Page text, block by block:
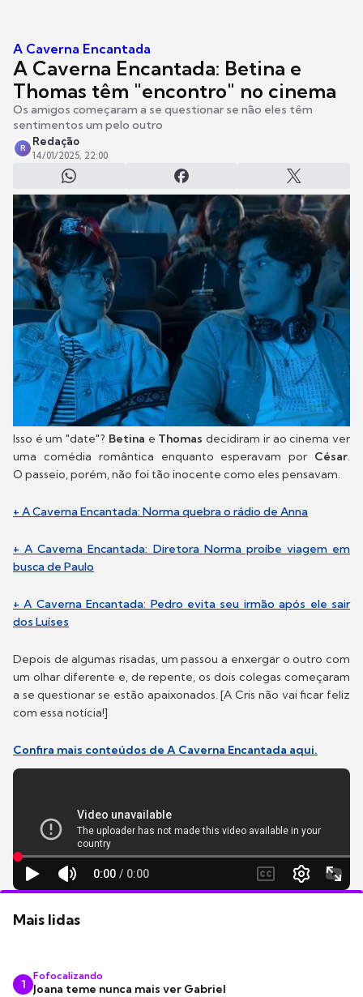
A Caverna Encantada
A Caverna Encantada: Betina e
Thomas têm "encontro" no cinema
Os amigos começaram a se questionar se não eles têm
sentimentos um pelo outro
R
Redação
14/01/2025, 22:00
Isso é um "date"? Betina e Thomasdecidiram ir ao cinema ver
uma comédia romântica enquanto esperavam por César.
O passeio, porém, não foi tão inocente como eles pensavam.
+ A Caverna Encantada: Norma quebra o rádio de Anna
+ A Caverna Encantada: Diretora Norma proíbe viagem em
busca de Paulo
+ A Caverna Encantada: Pedro evita seu irmão após ele sair
dos Luíses
Depois de algumas risadas, um passou a enxergar o outro com
um olhar diferente e, de repente, os dois colegas começaram
a se questionar se estão apaixonados. [A Cris não vai ficar feliz
com essa notícia!]
Confira mais conteúdos de A Caverna Encantada aqui.
Mais lidas
1
Fofocalizando
Joana teme nunca mais ver Gabriel